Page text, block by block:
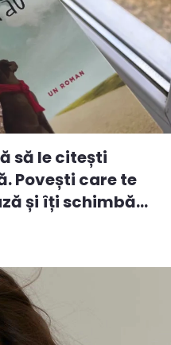
să le citești
Povești care te
și îți schimbă...